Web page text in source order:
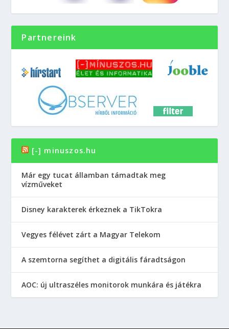
Partnereink
[-] minuszos.hu
Már egy tucat államban támadtak meg
vízműveket
Disney karakterek érkeznek a TikTokra
Vegyes félévet zárt a Magyar Telekom
A szemtorna segíthet a digitális fáradtságon
AOC: új ultraszéles monitorok munkára és játékra